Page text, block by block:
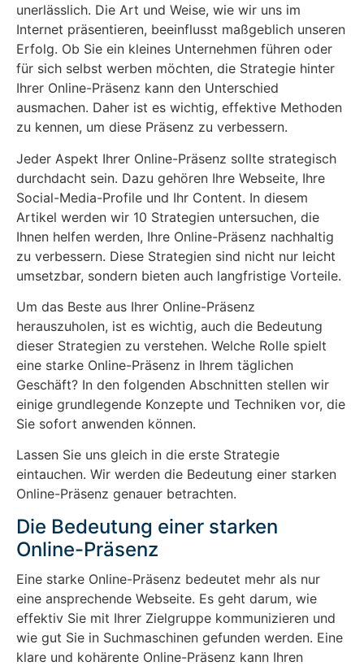
unerlässlich. Die Art und Weise, wie wir uns im
Internet präsentieren, beeinflusst maßgeblich unseren
Erfolg. Ob Sie ein kleines Unternehmen führen oder
für sich selbst werben möchten, die Strategie hinter
Ihrer Online-Präsenz kann den Unterschied
ausmachen. Daher ist es wichtig, effektive Methoden
zu kennen, um diese Präsenz zu verbessern.
Jeder Aspekt Ihrer Online-Präsenz sollte strategisch
durchdacht sein. Dazu gehören Ihre Webseite, Ihre
Social-Media-Profile und Ihr Content. In diesem
Artikel werden wir 10 Strategien untersuchen, die
Ihnen helfen werden, Ihre Online-Präsenz nachhaltig
zu verbessern. Diese Strategien sind nicht nur leicht
umsetzbar, sondern bieten auch langfristige Vorteile.
Um das Beste aus Ihrer Online-Präsenz
herauszuholen, ist es wichtig, auch die Bedeutung
dieser Strategien zu verstehen. Welche Rolle spielt
eine starke Online-Präsenz in Ihrem täglichen
Geschäft? In den folgenden Abschnitten stellen wir
einige grundlegende Konzepte und Techniken vor, die
Sie sofort anwenden können.
Lassen Sie uns gleich in die erste Strategie
eintauchen. Wir werden die Bedeutung einer starken
Online-Präsenz genauer betrachten.
Die Bedeutung einer starken
Online-Präsenz
Eine starke Online-Präsenz bedeutet mehr als nur
eine ansprechende Webseite. Es geht darum, wie
effektiv Sie mit Ihrer Zielgruppe kommunizieren und
wie gut Sie in Suchmaschinen gefunden werden. Eine
klare und kohärente Online-Präsenz kann Ihren